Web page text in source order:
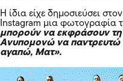
Η ίδια είχε δηµοσιεύσει
Instagram µια φωτογραφία
µπορούν να εκφράσουν
Ανυποµονώ να παντρευτώ
αγαπώ, Mατ».